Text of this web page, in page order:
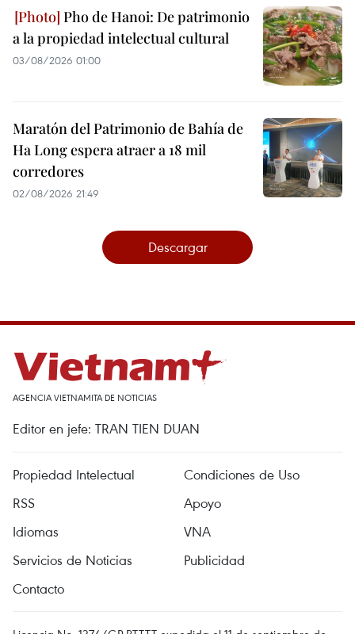
Pho de Hanoi: De patrimonio
a la propiedad intelectual cultural
03/08/2026 01:00
Maratón del Patrimonio de Bahía de
Ha Long espera atraer a 18 mil
corredores
02/08/2026 21:49
Descargar
AGENCIA VIETNAMITA DE NOTICIAS
Editor en jefe: TRAN TIEN DUAN
Propiedad Intelectual
Condiciones de Uso
RSS
Apoyo
Idiomas
VNA
Servicios de Noticias
Publicidad
Contacto